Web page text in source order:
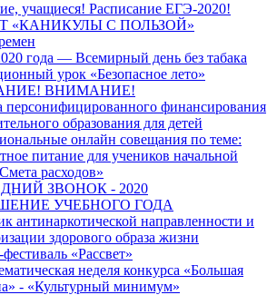
учащиеся! Расписание ЕГЭ-2020!
«КАНИКУЛЫ С ПОЛЬЗОЙ»
года — Всемирный день без табака
урок «Безопасное лето»
ВНИМАНИЕ!
персонифицированного финансирования
образования для детей
онлайн совещания по теме:
питание для учеников начальной
расходов»
ЗВОНОК - 2020
УЧЕБНОГО ГОДА
антинаркотической направленности и
здорового образа жизни
«Рассвет»
неделя конкурса «Большая
- «Культурный минимум»